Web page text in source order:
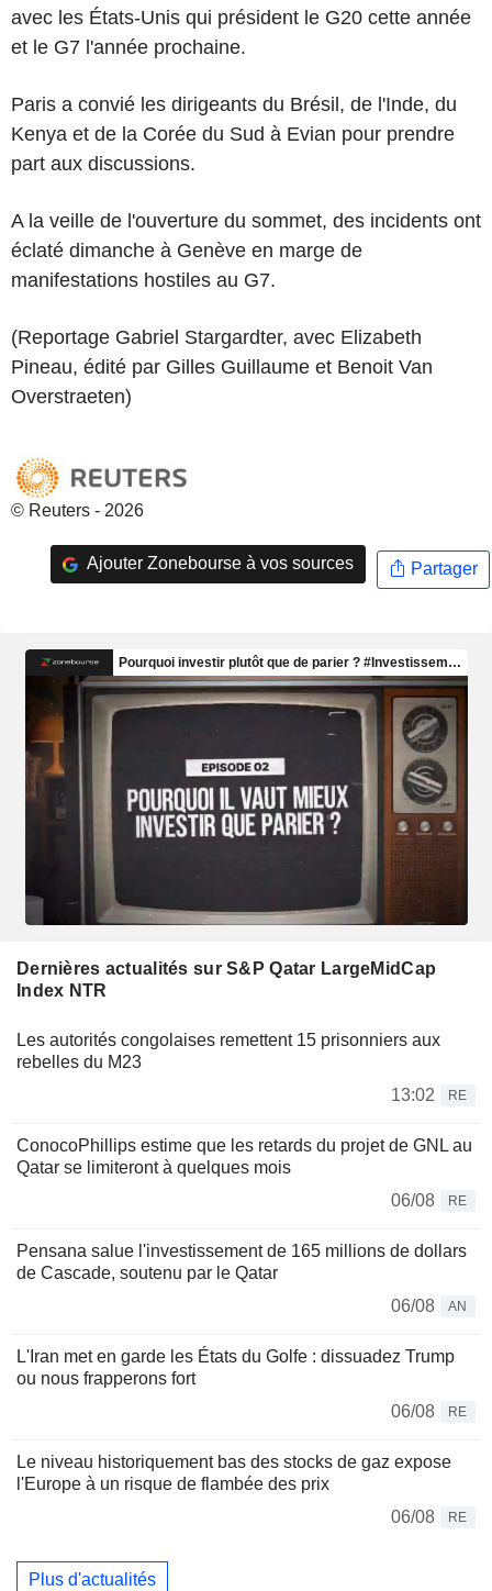
avec les États-Unis qui président le G20 cette année
et le G7 l'année prochaine.
Paris a convié les dirigeants du Brésil, de l'Inde, du
Kenya et de la Corée du Sud à Evian pour prendre
part aux discussions.
A la veille de l'ouverture du sommet, des incidents ont
éclaté dimanche à Genève en marge de
manifestations hostiles au G7.
(Reportage Gabriel Stargardter, avec Elizabeth
Pineau, édité par Gilles Guillaume et Benoit Van
Overstraeten)
© Reuters - 2026
Ajouter Zonebourse à vos sources Partager
Dernières actualités sur S&P Qatar LargeMidCap
Index NTR
Les autorités congolaises remettent 15 prisonniers aux
rebelles du M23
13:02
RE
ConocoPhillips estime que les retards du projet de GNL au
Qatar se limiteront à quelques mois
06/08
RE
Pensana salue l'investissement de 165 millions de dollars
de Cascade, soutenu par le Qatar
06/08
AN
L'Iran met en garde les États du Golfe : dissuadez Trump
ou nous frapperons fort
06/08
RE
Le niveau historiquement bas des stocks de gaz expose
l'Europe à un risque de flambée des prix
06/08
RE
Plus d'actualités